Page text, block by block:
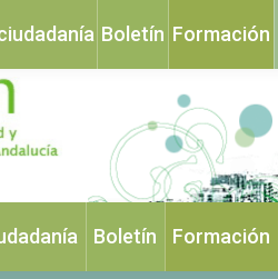
Boletín Formación
Boletín Formación